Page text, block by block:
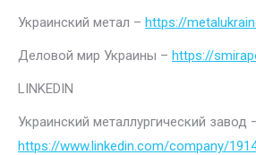
Украинский метал – https://
Деловой мир Украины – https://
LINKEDIN
Украинский металлургический завод
https://www.linkedin.com/company/